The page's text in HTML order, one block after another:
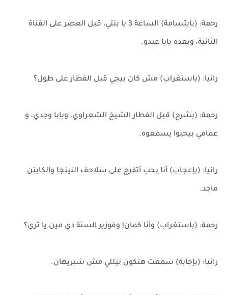
رحمة: (بابتسامة) الساعة 3 يا بنتي، قبل العصر على القناة
الثانية، وبعده بابا عبدو.
رانيا: (باستغراب) مش كان بيجي قبل الفطار على طول؟
رحمة: (بشرح) قبل الفطار الشيخ الشعراوي، وبابا وجدي، و
عمامي بيحبوا يسمعوه.
رانيا: (بإعجاب) أنا بحب أتفرج على سلاحف النينجا والكابتن
ماجد.
رحمة: (باستغراب) وأنا كمان! وفوزير السنة دي مين يا ترى؟
رانيا: (بإجابة) سمعت هتكون نيللي مش شيريهان.